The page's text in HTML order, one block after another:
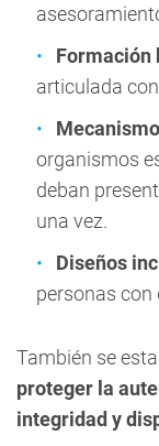
Formación
articulada
organismos
deban
una vez.
Diseños
personas
También se
proteger la
integridad y